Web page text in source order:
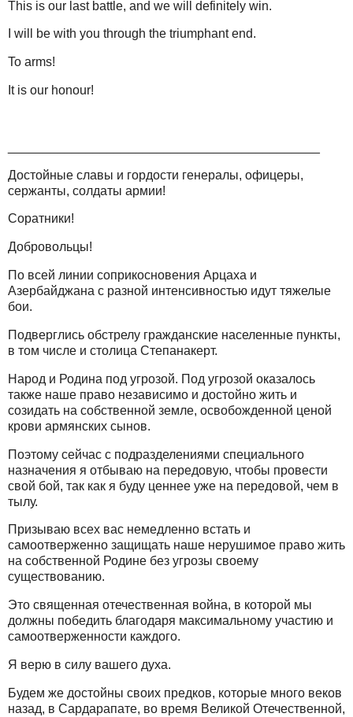
This is our last battle, and we will definitely win.
I will be with you through the triumphant end.
To arms!
It is our honour!
Достойные славы и гордости генералы, офицеры,
сержанты, солдаты армии!
Соратники!
Добровольцы!
По всей линии соприкосновения Арцаха и
Азербайджана с разной интенсивностью идут тяжелые
бои.
Подверглись обстрелу гражданские населенные пункты,
в том числе и столица Степанакерт.
Народ и Родина под угрозой. Под угрозой оказалось
также наше право независимо и достойно жить и
созидать на собственной земле, освобожденной ценой
крови армянских сынов.
Поэтому сейчас с подразделениями специального
назначения я отбываю на передовую, чтобы провести
свой бой, так как я буду ценнее уже на передовой, чем в
тылу.
Призываю всех вас немедленно встать и
самоотверженно защищать наше нерушимое право жить
на собственной Родине без угрозы своему
существованию.
Это священная отечественная война, в которой мы
должны победить благодаря максимальному участию и
самоотверженности каждого.
Я верю в силу вашего духа.
Будем же достойны своих предков, которые много веков
назад, в Сардарапате, во время Великой Отечественной,